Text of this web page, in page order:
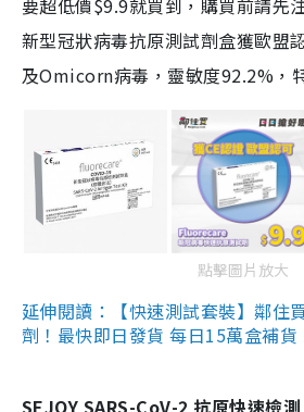
要超低價$9.9就買到，購買前請先
新型冠狀病毒抗原測試劑盒獲歐盟
及Omicorn病毒，靈敏度92.2%，
點擊圖片放大
延伸閱讀：【快速測試套裝】鄰住
劑！最快即日發貨 每日15萬盒補貨
SEJOY SARS-CoV-2 抗原快速檢測